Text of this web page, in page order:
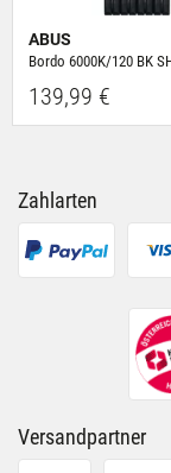
ABUS
Bordo 6000K/120 BK
139,99 €
Zahlarten
Versandpartner